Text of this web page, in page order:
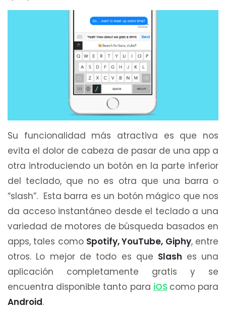
Su funcionalidad más atractiva es que nos
evita el dolor de cabeza de pasar de una app a
otra introduciendo un botón en la parte inferior
del teclado, que no es otra que una barra o
“slash”. Esta barra es un botón mágico que nos
da acceso instantáneo desde el teclado a una
variedad de motores de búsqueda basados en
apps, tales como Spotify, YouTube, Giphy, entre
otros. Lo mejor de todo es que Slash es una
aplicación completamente gratis y se
encuentra disponible tanto para iOS como para
Android.